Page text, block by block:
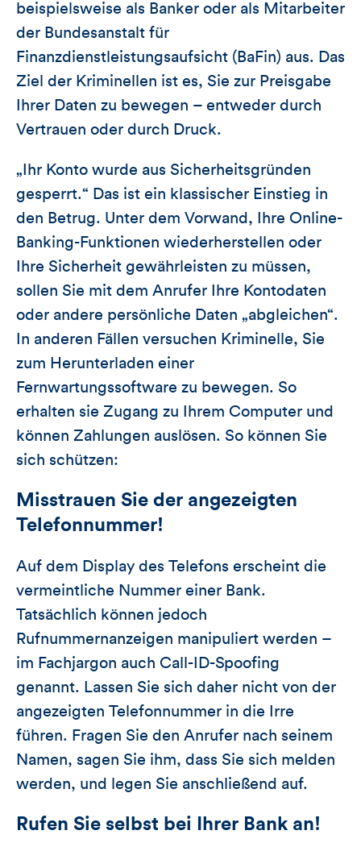
beispielsweise als Banker oder als Mitarbeiter
der Bundesanstalt für
Finanzdienstleistungsaufsicht (BaFin) aus. Das
Ziel der Kriminellen ist es, Sie zur Preisgabe
Ihrer Daten zu bewegen – entweder durch
Vertrauen oder durch Druck.
„Ihr Konto wurde aus Sicherheitsgründen
gesperrt.“ Das ist ein klassischer Einstieg in
den Betrug. Unter dem Vorwand, Ihre Online-
Banking-Funktionen wiederherstellen oder
Ihre Sicherheit gewährleisten zu müssen,
sollen Sie mit dem Anrufer Ihre Kontodaten
oder andere persönliche Daten „abgleichen“.
In anderen Fällen versuchen Kriminelle, Sie
zum Herunterladen einer
Fernwartungssoftware zu bewegen. So
erhalten sie Zugang zu Ihrem Computer und
können Zahlungen auslösen. So können Sie
sich schützen:
Misstrauen Sie der angezeigten
Telefonnummer!
Auf dem Display des Telefons erscheint die
vermeintliche Nummer einer Bank.
Tatsächlich können jedoch
Rufnummernanzeigen manipuliert werden –
im Fachjargon auch Call-ID-Spoofing
genannt. Lassen Sie sich daher nicht von der
angezeigten Telefonnummer in die Irre
führen. Fragen Sie den Anrufer nach seinem
Namen, sagen Sie ihm, dass Sie sich melden
werden, und legen Sie anschließend auf.
Rufen Sie selbst bei Ihrer Bank an!